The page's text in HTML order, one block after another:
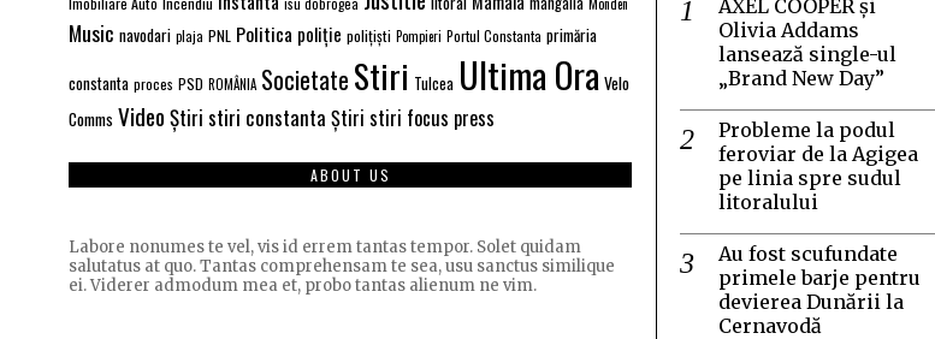
Music navodari plaja PNL Politica poliție polițiști Pompieri Portul Constanta primăria
constanta proces PSD ROMÂNIA Societate Stiri Tulcea Ultima Ora Velo
Comms Video Știri stiri constanta Știri stiri focus press
ABOUT US
Labore nonumes te vel, vis id errem tantas tempor. Solet quidam
salutatus at quo. Tantas comprehensam te sea, usu sanctus similique
ei. Viderer admodum mea et, probo tantas alienum ne vim.
AXEL COOPER și
Olivia Addams
lansează single-ul
„Brand New Day”
Probleme la podul
feroviar de la Agigea
pe linia spre sudul
litoralului
Au fost scufundate
primele barje pentru
devierea Dunării la
Cernavodă